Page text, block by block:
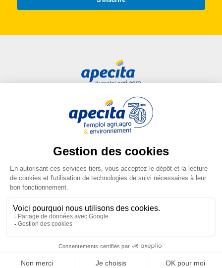
Entreprise
Centre de formation
Liens utiles
Plan du site
FAQ
d'utilisation
Gestion des cookies